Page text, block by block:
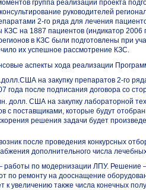
группа реализации проекта
руководителей
2-го ряда для лечения
КЗС на 1887 пациентов (индикатор
в КЗС были подготовлены при
их успешное рассмотрение КЗС.
аспекты хода реализации
на закупку препаратов 2-го
года после подписания договора со
долл. США на закупку лабораторной
с поставщиками, которые будут
решения задачи будет
после проведения конкурсных
дополнительного числа
по модернизации ЛПУ. Решение
по ремонту на дооснащение
к увеличению также числа конечных